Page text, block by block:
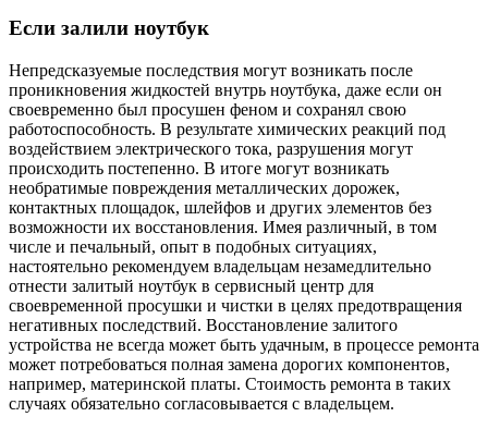
Если залили ноутбук
Непредсказуемые последствия могут возникать после
проникновения жидкостей внутрь ноутбука, даже если он
своевременно был просушен феном и сохранял свою
работоспособность. В результате химических реакций под
воздействием электрического тока, разрушения могут
происходить постепенно. В итоге могут возникать
необратимые повреждения металлических дорожек,
контактных площадок, шлейфов и других элементов без
возможности их восстановления. Имея различный, в том
числе и печальный, опыт в подобных ситуациях,
настоятельно рекомендуем владельцам незамедлительно
отнести залитый ноутбук в сервисный центр для
своевременной просушки и чистки в целях предотвращения
негативных последствий. Восстановление залитого
устройства не всегда может быть удачным, в процессе ремонта
может потребоваться полная замена дорогих компонентов,
например, материнской платы. Стоимость ремонта в таких
случаях обязательно согласовывается с владельцем.